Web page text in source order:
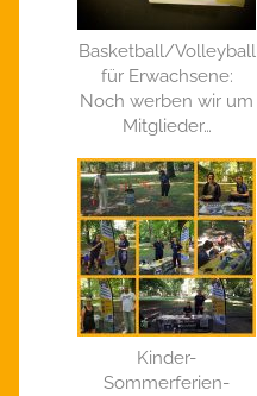
Basketball/Volleyball
für Erwachsene:
Noch werben wir um
Mitglieder…
Kinder-
Sommerferien-